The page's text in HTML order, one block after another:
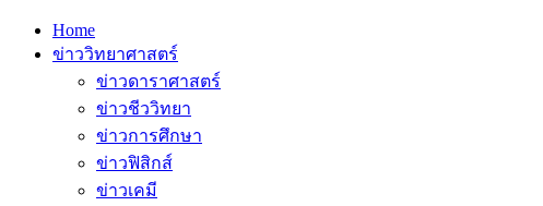
Home
ข่าววิทยาศาสตร์
ข่าวดาราศาสตร์
ข่าวชีววิทยา
ข่าวการศึกษา
ข่าวฟิสิกส์
ข่าวเคมี